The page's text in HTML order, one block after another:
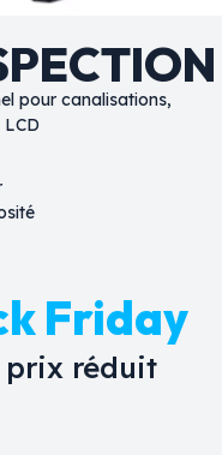
pour canalisations,
Friday
prix réduit